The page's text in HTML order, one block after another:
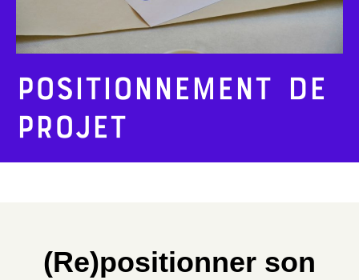
Positionnement de
projet
(Re)positionner son